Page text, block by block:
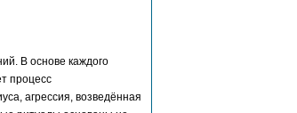
В основе каждого
процесс
агрессия, возведённая